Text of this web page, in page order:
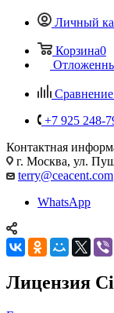
Личный
Корзина0
Сравнение
+7 925 248-
Контактная
г. Москва, ул.
terry@ceacent.com
WhatsApp
Лицензия